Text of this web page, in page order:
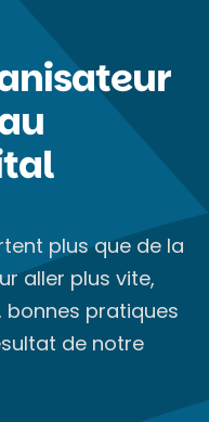
plus que de la
aller plus vite,
bonnes pratiques
de notre